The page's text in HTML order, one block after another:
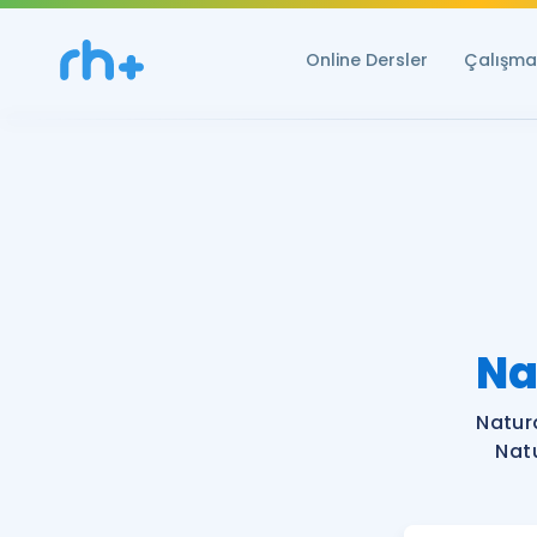
Online Dersler